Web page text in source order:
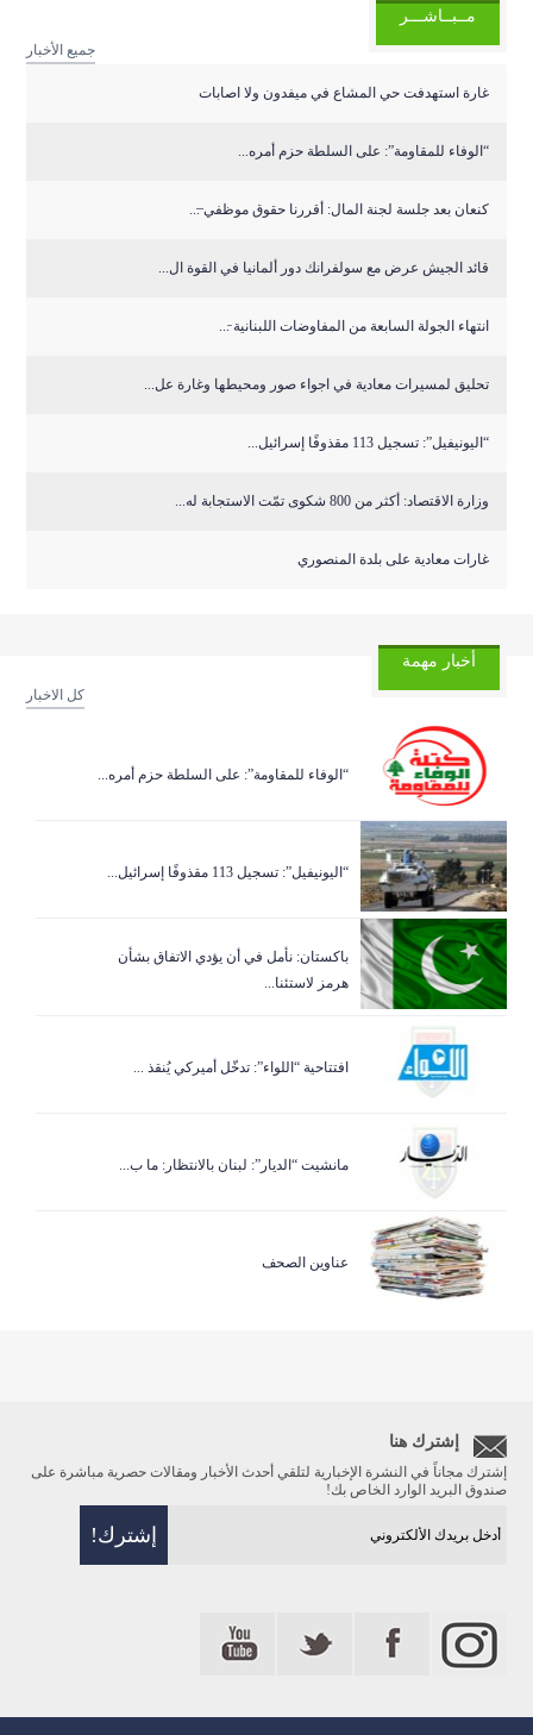
مــبــاشـــر
جميع الأخبار
غارة استهدفت حي المشاع في ميفدون ولا اصابات
“الوفاء للمقاومة”: على السلطة حزم أمره...
كنعان بعد جلسة لجنة المال: أقررنا حقوق موظفي ̶...
قائد الجيش عرض مع سولفرانك دور ألمانيا في القوة ال...
انتهاء الجولة السابعة من المفاوضات اللبنانية ̵...
تحليق لمسيرات معادية في اجواء صور ومحيطها وغارة عل...
“اليونيفيل”: تسجيل 113 مقذوفًا إسرائيل...
وزارة الاقتصاد: أكثر من 800 شكوى تمّت الاستجابة له...
غارات معادية على بلدة المنصوري
أخبار مهمة
كل الاخبار
“الوفاء للمقاومة”: على السلطة حزم أمره...
“اليونيفيل”: تسجيل 113 مقذوفًا إسرائيل...
باكستان: نأمل في أن يؤدي الاتفاق بشأن
هرمز لاستئنا...
افتتاحية “اللواء”: تدخّل أميركي يُنقذ ...
مانشيت “الديار”: لبنان بالانتظار: ما ب...
عناوين الصحف
إشترك هنا
إشترك مجاناً في النشرة الإخبارية لتلقي أحدث الأخبار ومقالات حصرية مباشرة على
صندوق البريد الوارد الخاص بك!